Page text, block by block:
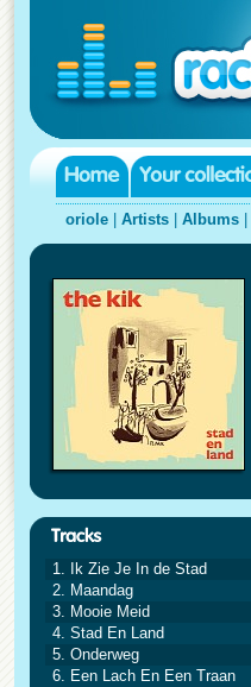
oriole Artists Albums
1. Ik Zie Je In de Stad
2. Maandag
3. Mooie Meid
4. Stad En Land
5. Onderweg
6. Een Lach En Een Traan